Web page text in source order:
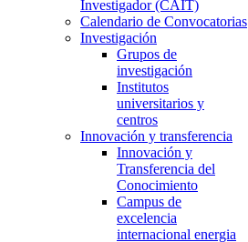
Investigador (CAIT)
Calendario de Convocatorias
Investigación
Grupos de
investigación
Institutos
universitarios y
centros
Innovación y transferencia
Innovación y
Transferencia del
Conocimiento
Campus de
excelencia
internacional energia